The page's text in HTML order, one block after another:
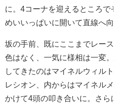
に。4コーナを迎えるところで
めいいっぱいに開いて直線へ向
坂の手前、既にここまでレー
色はなく、一気に様相は一変
してきたのはマイネルウィル
レシオン、内からはマイネル
かけて4頭の叩き合いに。さら